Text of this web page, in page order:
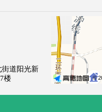
街道阳光新
楼